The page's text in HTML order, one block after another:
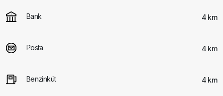
Bank 4 km
Posta 4 km
Benzinkút 4 km